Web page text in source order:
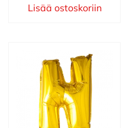
Lisää ostoskoriin